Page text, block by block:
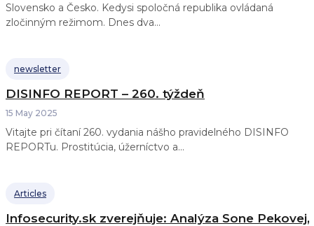
Slovensko a Česko. Kedysi spoločná republika ovládaná
zločinným režimom. Dnes dva...
newsletter
DISINFO REPORT – 260. týždeň
15 May 2025
Vitajte pri čítaní 260. vydania nášho pravidelného DISINFO
REPORTu. Prostitúcia, úžerníctvo a...
Articles
Infosecurity.sk zverejňuje: Analýza Sone Pekovej,